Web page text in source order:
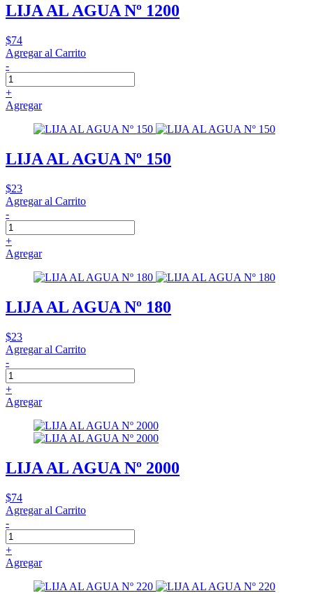
LIJA AL AGUA Nº 1200
$74
Agregar al Carrito
-
+
Agregar
LIJA AL AGUA Nº 150
$23
Agregar al Carrito
-
+
Agregar
LIJA AL AGUA Nº 180
$23
Agregar al Carrito
-
+
Agregar
LIJA AL AGUA Nº 2000
$74
Agregar al Carrito
-
+
Agregar